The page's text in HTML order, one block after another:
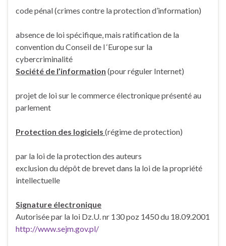
code pénal (crimes contre la protection d’information)
absence de loi spécifique, mais ratification de la
convention du Conseil de l ‘Europe sur la
cybercriminalité
Société de l’information (pour réguler Internet)
projet de loi sur le commerce électronique présenté au
parlement
Protection des logiciels (régime de protection)
par la loi de la protection des auteurs
exclusion du dépôt de brevet dans la loi de la propriété
intellectuelle
Signature électronique
Autorisée par la loi Dz.U. nr 130 poz 1450 du 18.09.2001
http://www.sejm.gov.pl/